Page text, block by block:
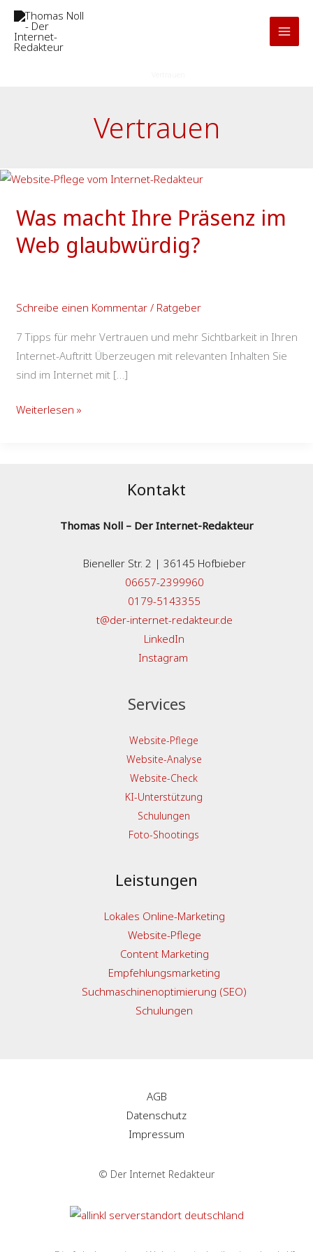
Zum
Inhalt
springen
Vertrauen
Was macht Ihre Präsenz im
Web glaubwürdig?
Schreibe einen Kommentar / Ratgeber
7 Tipps für mehr Vertrauen und mehr Sichtbarkeit in Ihren
Internet-Auftritt Überzeugen mit relevanten Inhalten Sie
sind im Internet mit […]
Was
Ihre
Präsenz
im
Weiterlesen »
Kontakt
Thomas Noll – Der Internet-Redakteur
Bieneller Str. 2 | 36145 Hofbieber
06657-2399960
0179-5143355
t@der-internet-redakteur.de
LinkedIn
Instagram
Services
Website-Pflege
Website-Analyse
Website-Check
KI-Unterstützung
Schulungen
Foto-Shootings
Leistungen
Lokales Online-Marketing
Website-Pflege
Content Marketing
Empfehlungsmarketing
Suchmaschinenoptimierung (SEO)
Schulungen
AGB
Datenschutz
Impressum
© Der Internet Redakteur